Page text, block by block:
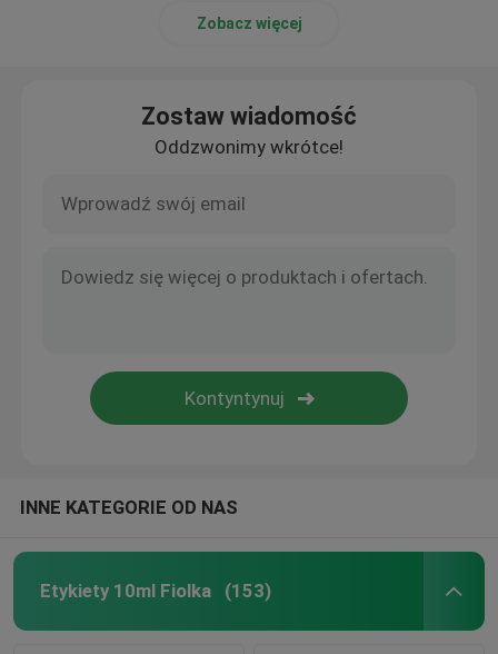
Zobacz więcej
Zostaw wiadomość
Oddzwonimy wkrótce!
INNE KATEGORIE OD NAS
Etykiety 10ml Fiolka (153)